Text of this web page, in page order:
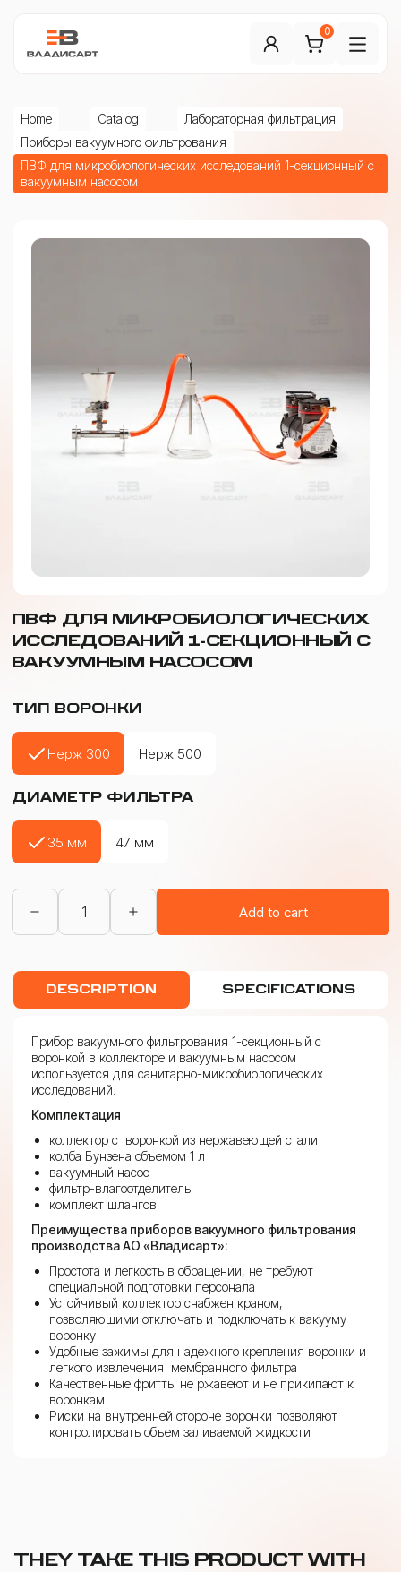
0
Home Catalog
Лабораторная фильтрация
Приборы вакуумного фильтрования
ПВФ для микробиологических исследований 1-секционный с
вакуумным насосом
ПВФ ДЛЯ МИКРОБИОЛОГИЧЕСКИХ
ИССЛЕДОВАНИЙ 1-СЕКЦИОННЫЙ С
ВАКУУМНЫМ НАСОСОМ
ТИП ВОРОНКИ
Нерж 300 Нерж 500
ДИАМЕТР ФИЛЬТРА
35 мм 47 мм
ПВФ
микробиологических
секционный
с
вакуумным
quantity
Add to cart
DESCRIPTION SPECIFICATIONS
Прибор вакуумного фильтрования 1-секционный с
воронкой в коллекторе и вакуумным насосом
используется для санитарно-микробиологических
исследований.
Комплектация
коллектор с воронкой из нержавеющей стали
колба Бунзена объемом 1 л
вакуумный насос
фильтр-влагоотделитель
комплект шлангов
Преимущества приборов вакуумного фильтрования
производства АО «Владисарт»:
Простота и легкость в обращении, не требуют
специальной подготовки персонала
Устойчивый коллектор снабжен краном,
позволяющими отключать и подключать к вакууму
воронку
Удобные зажимы для надежного крепления воронки и
легкого извлечения мембранного фильтра
Качественные фритты не ржавеют и не прикипают к
воронкам
Риски на внутренней стороне воронки позволяют
контролировать объем заливаемой жидкости
THEY TAKE THIS PRODUCT WITH